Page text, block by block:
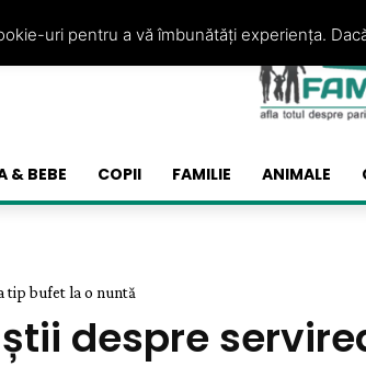
& BEBE COPII FAMILIE ANIMALE
tip bufet la o nuntă
despre
uri pentru a vă îmbunătăți experiența.